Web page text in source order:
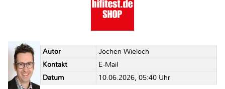
Autor
Jochen Wieloch
Kontakt
E-Mail
Datum
10.06.2026, 05:40 Uhr